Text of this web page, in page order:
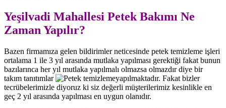
Yeşilvadi Mahallesi Petek Bakımı Ne
Zaman Yapılır?
Bazen firmamıza gelen bildirimler neticesinde petek temizleme işleri
ortalama 1 ile 3 yıl arasında mutlaka yapılması gerektiği fakat bunun
bazılarınca her yıl mutlaka yapılmalı olmazsa olmazdır diye bir
takım tanıtımlar
yapılmaktadır. Fakat bizler
tecrübelerimizle diyoruz ki siz değerli müşterilerimiz kesinlikle en
geç 2 yıl arasında yapılması en uygun olanıdır.